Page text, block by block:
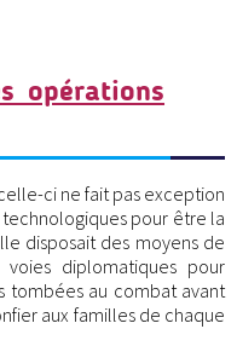
opérations
ci ne fait pas exception
pour être la
disposait des moyens de
diplomatiques pour
tombées au combat avant
aux familles de chaque